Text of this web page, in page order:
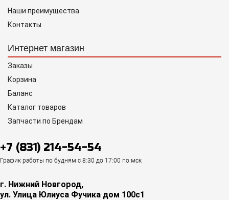
Наши преимущества
Контакты
Интернет магазин
Заказы
Корзина
Баланс
Каталог товаров
Запчасти по Брендам
+7 (831) 214-54-54
График работы по будням с 8:30 до 17:00 по мск
г. Нижний Новгород,
ул. Улица Юлиуса Фучика дом 100с1